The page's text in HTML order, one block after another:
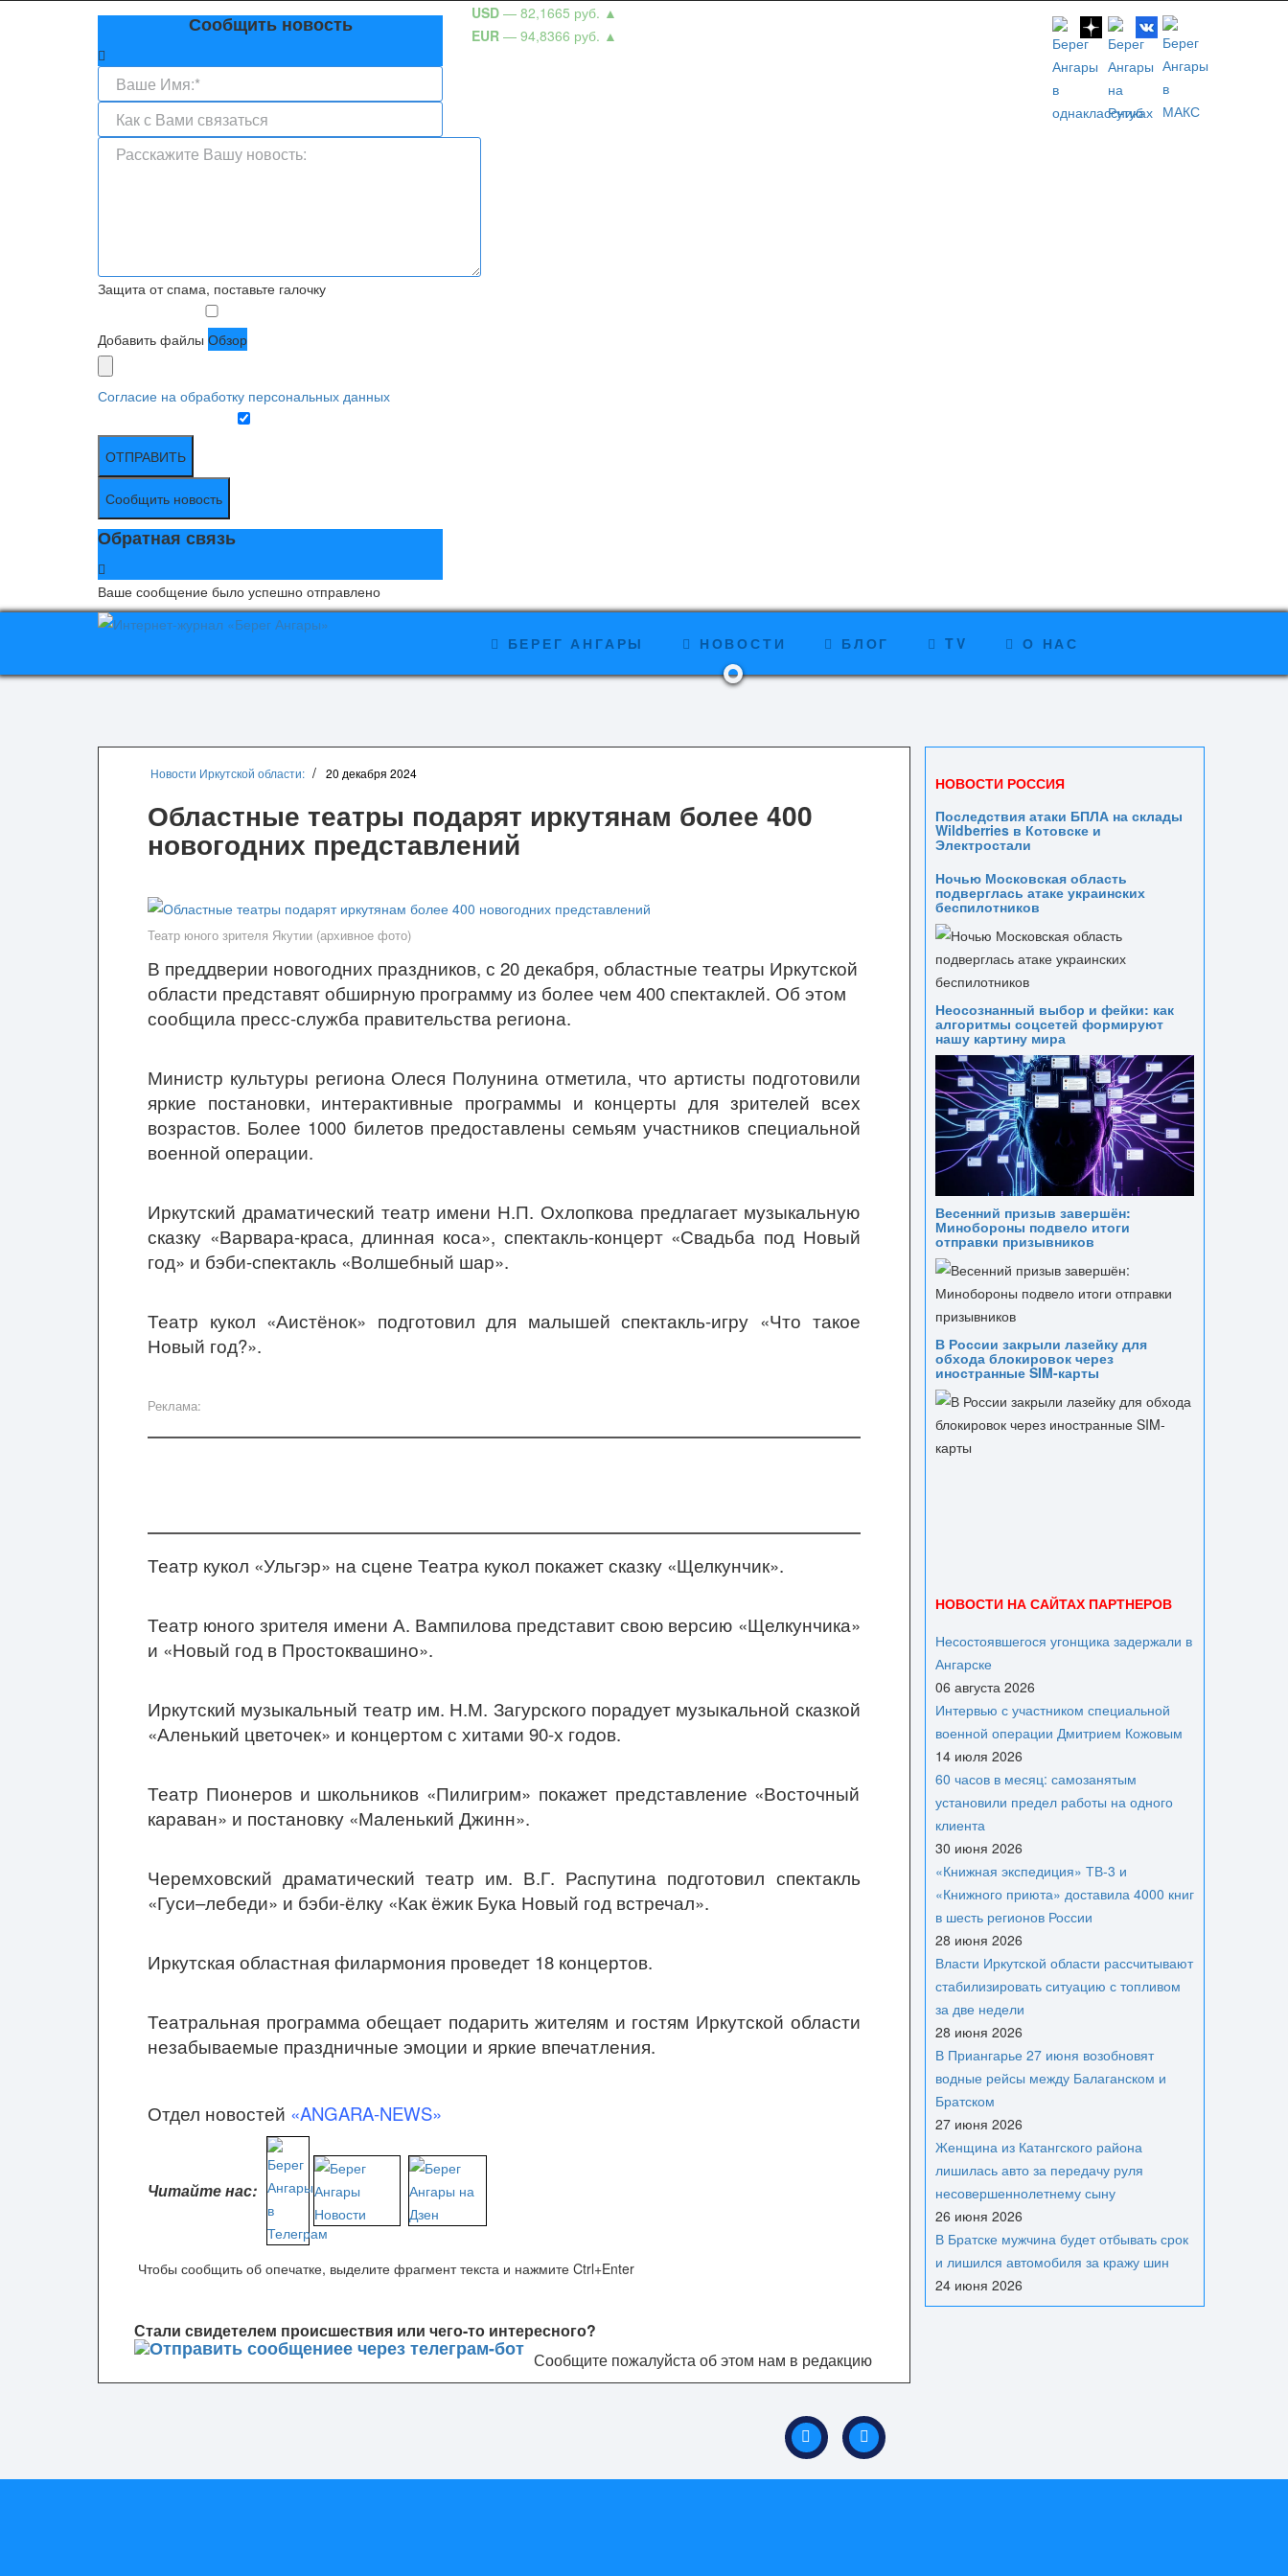
Сообщить новость
Защита от спама, поставьте галочку
Добавить файлы Обзор
Согласие на обработку персональных данных
ОТПРАВИТЬ
Сообщить новость
Обратная связь
Ваше сообщение было успешно отправлено
USD — 82,1665 руб. ▲
EUR — 94,8366 руб. ▲
БЕРЕГ АНГАРЫ НОВОСТИ БЛОГ TV О НАС
Новости Иркутской области: 20 декабря 2024
Областные театры подарят иркутянам более 400
новогодних представлений
Театр юного зрителя Якутии (архивное фото)
В преддверии новогодних праздников, с 20 декабря, областные театры Иркутской
области представят обширную программу из более чем 400 спектаклей. Об этом
сообщила пресс-служба правительства региона.
Министр культуры региона Олеся Полунина отметила, что артисты подготовили
яркие постановки, интерактивные программы и концерты для зрителей всех
возрастов. Более 1000 билетов предоставлены семьям участников специальной
военной операции.
Иркутский драматический театр имени Н.П. Охлопкова предлагает музыкальную
сказку «Варвара-краса, длинная коса», спектакль-концерт «Свадьба под Новый
год» и бэби-спектакль «Волшебный шар».
Театр кукол «Аистёнок» подготовил для малышей спектакль-игру «Что такое
Новый год?».
Реклама:
Театр кукол «Ульгэр» на сцене Театра кукол покажет сказку «Щелкунчик».
Театр юного зрителя имени А. Вампилова представит свою версию «Щелкунчика»
и «Новый год в Простоквашино».
Иркутский музыкальный театр им. Н.М. Загурского порадует музыкальной сказкой
«Аленький цветочек» и концертом с хитами 90-х годов.
Театр Пионеров и школьников «Пилигрим» покажет представление «Восточный
караван» и постановку «Маленький Джинн».
Черемховский драматический театр им. В.Г. Распутина подготовил спектакль
«Гуси–лебеди» и бэби-ёлку «Как ёжик Бука Новый год встречал».
Иркутская областная филармония проведет 18 концертов.
Театральная программа обещает подарить жителям и гостям Иркутской области
незабываемые праздничные эмоции и яркие впечатления.
Отдел новостей «ANGARA-NEWS»
Читайте нас:
Стали свидетелем происшествия или чего-то интересного?
Сообщите пожалуйста об этом нам в редакцию
Чтобы сообщить об опечатке, выделите фрагмент текста и нажмите Ctrl+Enter
НОВОСТИ РОССИЯ
Последствия атаки БПЛА на склады
Wildberries в Котовске и
Электростали
Ночью Московская область
подверглась атаке украинских
беспилотников
Неосознанный выбор и фейки: как
алгоритмы соцсетей формируют
нашу картину мира
Весенний призыв завершён:
Минобороны подвело итоги
отправки призывников
В России закрыли лазейку для
обхода блокировок через
иностранные SIM-карты
НОВОСТИ НА САЙТАХ ПАРТНЕРОВ
Несостоявшегося угонщика задержали в
Ангарске
06 августа 2026
Интервью с участником специальной
военной операции Дмитрием Кожовым
14 июля 2026
60 часов в месяц: самозанятым
установили предел работы на одного
клиента
30 июня 2026
«Книжная экспедиция» ТВ-3 и
«Книжного приюта» доставила 4000 книг
в шесть регионов России
28 июня 2026
Власти Иркутской области рассчитывают
стабилизировать ситуацию с топливом
за две недели
28 июня 2026
В Приангарье 27 июня возобновят
водные рейсы между Балаганском и
Братском
27 июня 2026
Женщина из Катангского района
лишилась авто за передачу руля
несовершеннолетнему сыну
26 июня 2026
В Братске мужчина будет отбывать срок
и лишился автомобиля за кражу шин
24 июня 2026